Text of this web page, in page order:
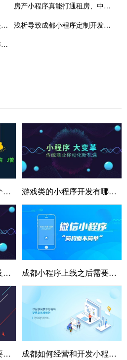
房产小程序真能打通租房、中介、房源的线上闭环?
微信小程序成功的四个要素是什么
浅析导致成都小程序定制开发价格较高的三大原因
成都微信里的小程序怎么制作，里的小程序怎么制作视频
成都小程序和公众号哪个的推广效果更好？ 游戏类的小程序开发有哪些优点？
微信网站建设的作用以及注意事项 成都小程序上线之后需要维护吗，维护需要成本吗
成都综合文旅小程序需要具备功能呢？ 成都如何经营和开发小程序商城？